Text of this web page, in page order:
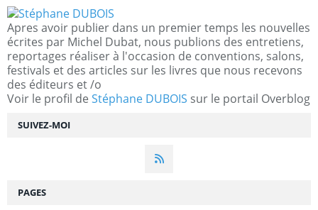
SUIVEZ-MOI
Apres avoir publier dans un premier temps les nouvelles
écrites par Michel Dubat, nous publions des entretiens,
reportages réaliser à l'occasion de conventions, salons,
festivals et des articles sur les livres que nous recevons
des éditeurs et /o
Voir le profil de Stéphane DUBOIS sur le portail Overblog
PAGES